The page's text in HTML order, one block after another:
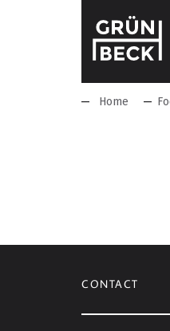
Home
CONTACT